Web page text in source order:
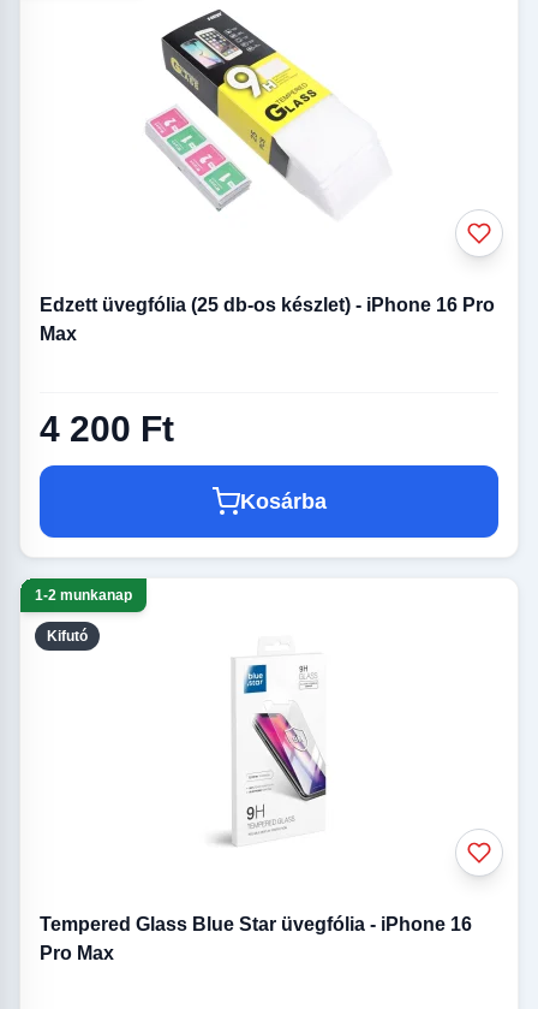
Edzett üvegfólia (25 db-os készlet) - iPhone 16 Pro
Max
4 200 Ft
Kosárba
Kifutó
1-2 munkanap
Tempered Glass Blue Star üvegfólia - iPhone 16
Pro Max